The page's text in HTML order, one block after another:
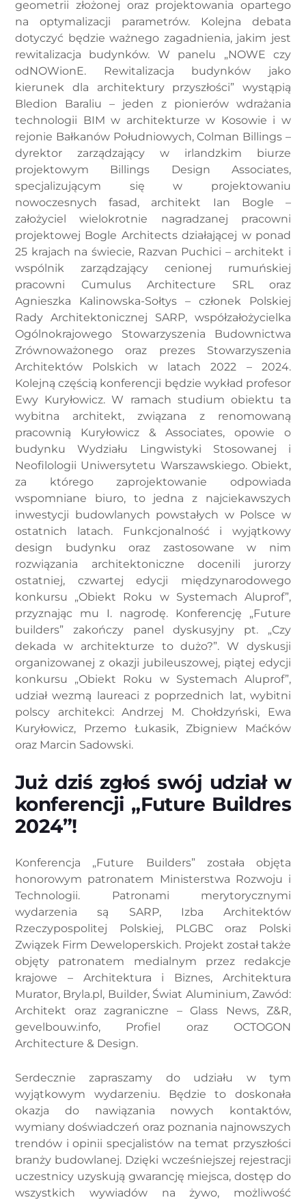
geometrii złożonej oraz projektowania opartego
na optymalizacji parametrów. Kolejna debata
dotyczyć będzie ważnego zagadnienia, jakim jest
rewitalizacja budynków. W panelu „NOWE czy
odNOWionE. Rewitalizacja budynków jako
kierunek dla architektury przyszłości” wystąpią
Bledion Baraliu – jeden z pionierów wdrażania
technologii BIM w architekturze w Kosowie i w
rejonie Bałkanów Południowych, Colman Billings –
dyrektor zarządzający w irlandzkim biurze
projektowym Billings Design Associates,
specjalizującym się w projektowaniu
nowoczesnych fasad, architekt Ian Bogle –
założyciel wielokrotnie nagradzanej pracowni
projektowej Bogle Architects działającej w ponad
25 krajach na świecie, Razvan Puchici – architekt i
wspólnik zarządzający cenionej rumuńskiej
pracowni Cumulus Architecture SRL oraz
Agnieszka Kalinowska-Sołtys – członek Polskiej
Rady Architektonicznej SARP, współzałożycielka
Ogólnokrajowego Stowarzyszenia Budownictwa
Zrównoważonego oraz prezes Stowarzyszenia
Architektów Polskich w latach 2022 – 2024.
Kolejną częścią konferencji będzie wykład profesor
Ewy Kuryłowicz. W ramach studium obiektu ta
wybitna architekt, związana z renomowaną
pracownią Kuryłowicz & Associates, opowie o
budynku Wydziału Lingwistyki Stosowanej i
Neofilologii Uniwersytetu Warszawskiego. Obiekt,
za którego zaprojektowanie odpowiada
wspomniane biuro, to jedna z najciekawszych
inwestycji budowlanych powstałych w Polsce w
ostatnich latach. Funkcjonalność i wyjątkowy
design budynku oraz zastosowane w nim
rozwiązania architektoniczne docenili jurorzy
ostatniej, czwartej edycji międzynarodowego
konkursu „Obiekt Roku w Systemach Aluprof”,
przyznając mu I. nagrodę. Konferencję „Future
builders” zakończy panel dyskusyjny pt. „Czy
dekada w architekturze to dużo?”. W dyskusji
organizowanej z okazji jubileuszowej, piątej edycji
konkursu „Obiekt Roku w Systemach Aluprof”,
udział wezmą laureaci z poprzednich lat, wybitni
polscy architekci: Andrzej M. Chołdzyński, Ewa
Kuryłowicz, Przemo Łukasik, Zbigniew Maćków
oraz Marcin Sadowski.
Już dziś zgłoś swój udział w
konferencji „Future Buildres
2024”!
Konferencja „Future Builders” została objęta
honorowym patronatem Ministerstwa Rozwoju i
Technologii. Patronami merytorycznymi
wydarzenia są SARP, Izba Architektów
Rzeczypospolitej Polskiej, PLGBC oraz Polski
Związek Firm Deweloperskich. Projekt został także
objęty patronatem medialnym przez redakcje
krajowe – Architektura i Biznes, Architektura
Murator, Bryla.pl, Builder, Świat Aluminium, Zawód:
Architekt oraz zagraniczne – Glass News, Z&R,
gevelbouw.info, Profiel oraz OCTOGON
Architecture & Design.
Serdecznie zapraszamy do udziału w tym
wyjątkowym wydarzeniu. Będzie to doskonała
okazja do nawiązania nowych kontaktów,
wymiany doświadczeń oraz poznania najnowszych
trendów i opinii specjalistów na temat przyszłości
branży budowlanej. Dzięki wcześniejszej rejestracji
uczestnicy uzyskują gwarancję miejsca, dostęp do
wszystkich wywiadów na żywo, możliwość